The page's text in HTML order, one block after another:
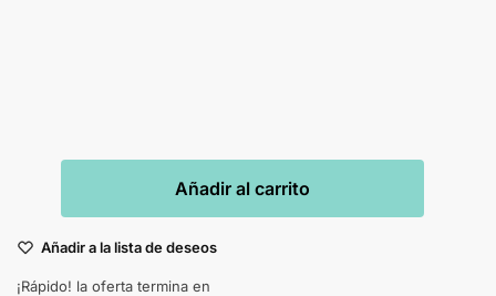
Añadir al carrito
Añadir a la lista de deseos
¡Rápido! la oferta termina en